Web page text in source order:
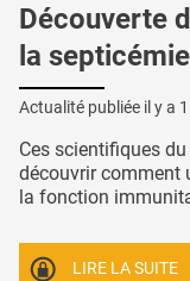
Découverte
la septicémie
Actualité publiée il y a
Ces scientifiques
découvrir comment
la fonction
LIRE LA SUITE